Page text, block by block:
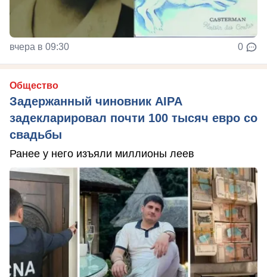
вчера в 09:30 0
Общество
Задержанный чиновник AIPA
задекларировал почти 100 тысяч евро со
свадьбы
Ранее у него изъяли миллионы леев